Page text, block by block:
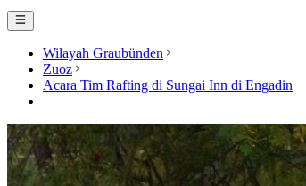
Wilayah Graubünden
Zuoz
Acara Tim Rafting di Sungai Inn di Engadin